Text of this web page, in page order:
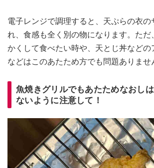
電子レンジで調理すると、天ぷらの衣の
れ、食感も全く別の物になります。ただ
かくして食べたい時や、天とじ丼などの
などはこのあたため方でも問題ありませ
魚焼きグリルでもあたためなおし
ないように注意して！